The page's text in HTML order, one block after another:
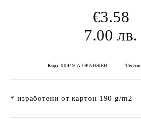
€3.58
7.00 лв.
Код: 00449-А-ОРАНЖЕВ Тегло:
* изработени от картон 190 g/m2